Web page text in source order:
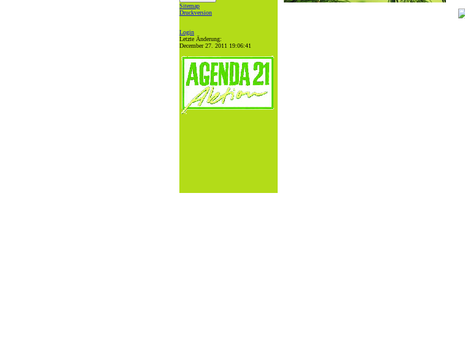
Sitemap
Druckversion
Login
Letzte Änderung:
December 27. 2011 19:06:41